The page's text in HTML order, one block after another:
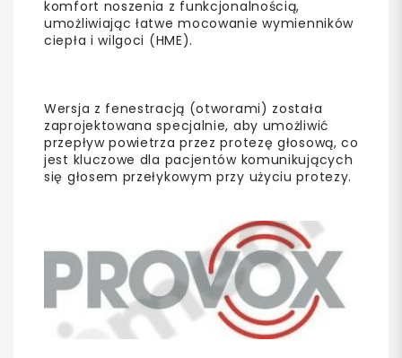
komfort noszenia z funkcjonalnością,
umożliwiając łatwe mocowanie wymienników
ciepła i wilgoci (HME).
Wersja z fenestracją (otworami) została
zaprojektowana specjalnie, aby umożliwić
przepływ powietrza przez protezę głosową, co
jest kluczowe dla pacjentów komunikujących
się głosem przełykowym przy użyciu protezy.